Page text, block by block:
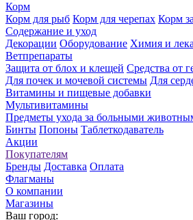
Корм
Корм для рыб Корм для черепах Корм
Содержание и уход
Декорации Оборудование Химия и
Ветпрепараты
Защита от блох и клещей Средства от
Для почек и мочевой системы Для
Витамины и пищевые добавки
Мультивитамины
Предметы ухода за больными
Бинты Попоны Таблеткодаватель
Акции
Покупателям
Бренды Доставка Оплата
Флагманы
О компании
Магазины
Ваш город: